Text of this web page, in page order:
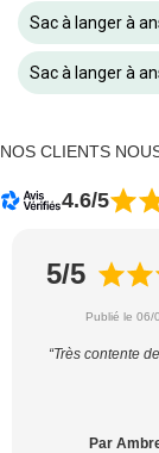
Sac à langer à
Sac à langer à
NOS CLIENTS
4.6/5
5/5
Publié le 06/
“Très contente
Par